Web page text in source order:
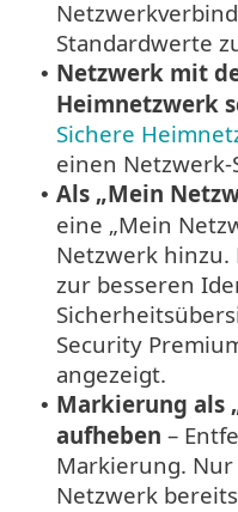
Standardwerte
• Netzwerk mit
Heimnetzwerk
Sichere
einen
• Als „Mein
eine „Mein
Netzwerk
zur besseren
Security
angezeigt.
• Markierung als
aufheben –
Markierung. Nur
Netzwerk